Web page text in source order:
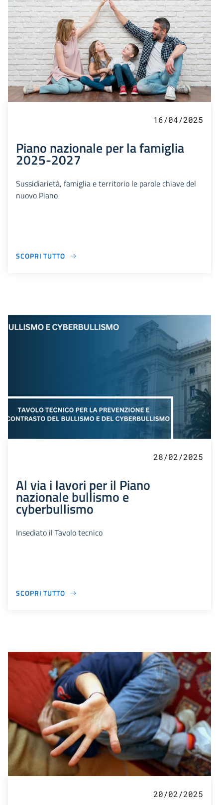
16/04/2025
Piano nazionale per la famiglia
2025-2027
Sussidiarietà, famiglia e territorio le parole chiave del
nuovo Piano
SCOPRI TUTTO
28/02/2025
Al via i lavori per il Piano
nazionale bullismo e
cyberbullismo
Insediato il Tavolo tecnico
SCOPRI TUTTO
20/02/2025